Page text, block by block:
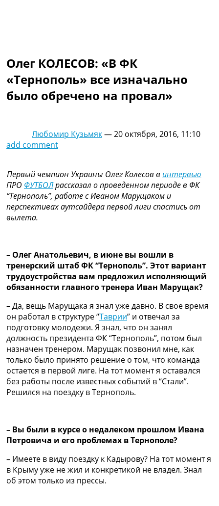
Лига Чемпионов
Испания. Ла Лига
Другие Турниры >>>
Таблицы
Украина. Премьер-Лига
Украина. Первая Лига
Лига Чемпионов. Таблицы групп
Испания. Ла Лига
Все таблицы >>>
Рейтинги
Рейтинг стран УЕФА
Рейтинг клубов УЕФА
RU
UA
Categories
Главная
Новости футбола
Видео
Трансферы
Новости футбола Украины
Последние комментарии
Конкурс прогнозов
Логин
Рейтинги
Турниры
Чемпионат Мира
Украина. Премьер-Лига
Украина. Первая Лига
Лига Чемпионов
Англия. Премьер Лига
Олег КОЛЕСОВ: «В ФК
«Тернополь» все изначально
было обречено на провал»
Любомир Кузьмяк—20 октября, 2016, 11:10
add comment
Первый чемпион Украины Олег Колесов в интервью
ПРО ФУТБОЛрассказал о проведенном периоде в ФК
“Тернополь”, работе с Иваном Марущаком и
перспективах аутсайдера первой лиги спастись от
вылета.
– Олег Анатольевич, в июне вы вошли в
тренерский штаб ФК “Тернополь”. Этот вариант
трудоустройства вам предложил исполняющий
обязанности главного тренера Иван Марущак?
– Да, вещь Марущака я знал уже давно. В свое время
он работал в структуре “Таврии” и отвечал за
подготовку молодежи. Я знал, что он занял
должность президента ФК “Тернополь”, потом был
назначен тренером. Марущак позвонил мне, как
только было принято решение о том, что команда
остается в первой лиге. На тот момент я оставался
без работы после известных событий в “Стали”.
Решился на поездку в Тернополь.
– Вы были в курсе о недалеком прошлом Ивана
Петровича и его проблемах в Тернополе?
– Имеете в виду поездку к Кадырову? На тот момент я
в Крыму уже не жил и конкретикой не владел. Знал
об этом только из прессы.